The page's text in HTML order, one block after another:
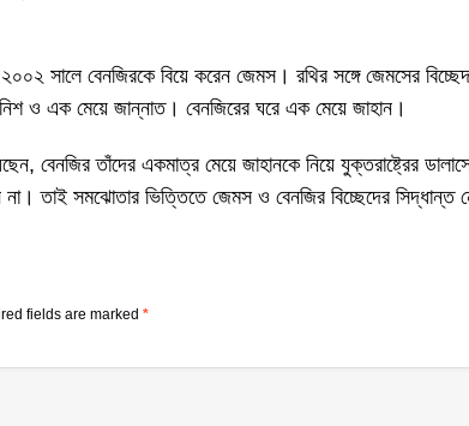
সালে বেনজিরকে বিয়ে করেন জেমস। রথির সঙ্গে জেমসের
ও এক মেয়ে জান্নাত। বেনজিরের ঘরে এক মেয়ে জাহান।
বেনজির তাঁদের একমাত্র মেয়ে জাহানকে নিয়ে যুক্তরাষ্ট্রের
তাই সমঝোতার ভিত্তিতে জেমস ও বেনজির বিচ্ছেদের সিদ্ধান্ত
fields are marked *